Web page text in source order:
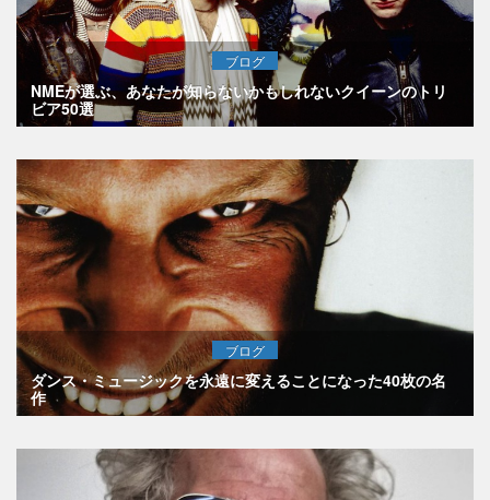
ブログ
NMEが選ぶ、あなたが知らないかもしれないクイーンのトリ
ビア50選
ブログ
ダンス・ミュージックを永遠に変えることになった40枚の名
作